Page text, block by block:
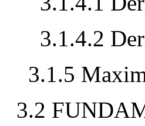
3.1.4.2
3.1.5
3.2